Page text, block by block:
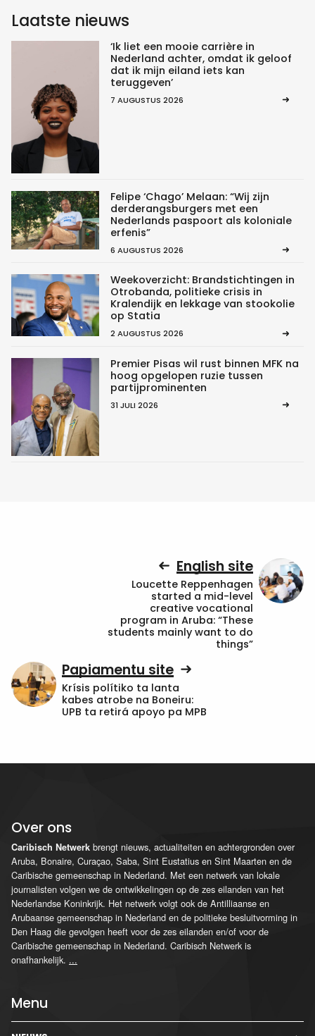
Laatste nieuws
‘Ik liet een mooie carrière in
Nederland achter, omdat ik geloof
dat ik mijn eiland iets kan
teruggeven’
7 AUGUSTUS 2026
Felipe ‘Chago’ Melaan: “Wij zijn
derderangsburgers met een
Nederlands paspoort als koloniale
erfenis”
6 AUGUSTUS 2026
Weekoverzicht: Brandstichtingen in
Otrobanda, politieke crisis in
Kralendijk en lekkage van stookolie
op Statia
2 AUGUSTUS 2026
Premier Pisas wil rust binnen MFK na
hoog opgelopen ruzie tussen
partijprominenten
31 JULI 2026
English site
Loucette Reppenhagen
started a mid-level
creative vocational
program in Aruba: “These
students mainly want to do
things”
Papiamentu site
Krísis polítiko ta lanta
kabes atrobe na Boneiru:
UPB ta retirá apoyo pa MPB
Over ons
Caribisch Netwerk brengt nieuws, actualiteiten en achtergronden over
Aruba, Bonaire, Curaçao, Saba, Sint Eustatius en Sint Maarten en de
Caribische gemeenschap in Nederland. Met een netwerk van lokale
journalisten volgen we de ontwikkelingen op de zes eilanden van het
Nederlandse Koninkrijk. Het netwerk volgt ook de Antilliaanse en
Arubaanse gemeenschap in Nederland en de politieke besluitvorming in
Den Haag die gevolgen heeft voor de zes eilanden en/of voor de
Caribische gemeenschap in Nederland. Caribisch Netwerk is
onafhankelijk. ...
Menu